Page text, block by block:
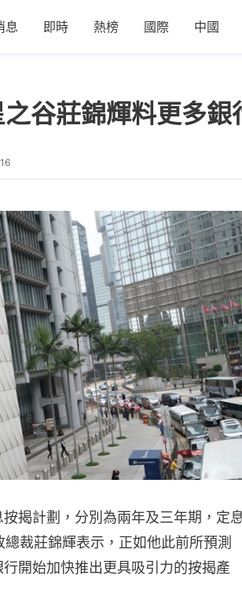
息 即時 熱榜 國際 中國
谷莊錦輝料更多銀
揭計劃，分別為兩年及三年期，定
裁莊錦輝表示，正如他此前所預測
開始加快推出更具吸引力的按揭產